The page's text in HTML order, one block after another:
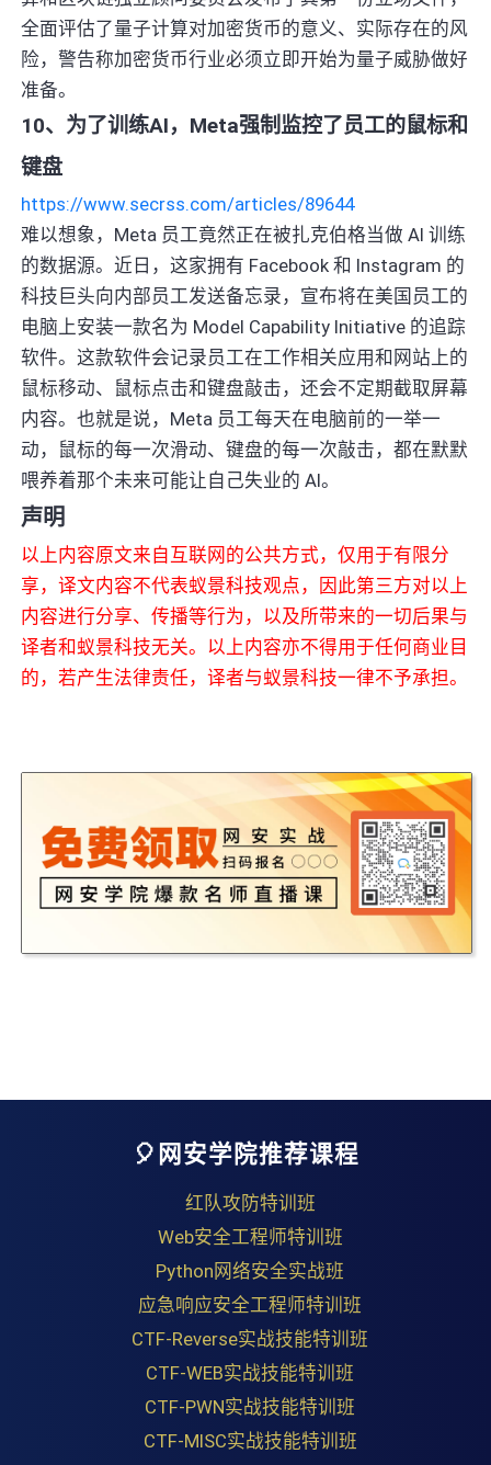
全面评估了量子计算对加密货币的意义、实际存在的风
险，警告称加密货币行业必须立即开始为量子威胁做好
准备。
10、为了训练AI，Meta强制监控了员工的鼠标和
键盘
https://www.secrss.com/articles/89644
难以想象，Meta 员工竟然正在被扎克伯格当做 AI 训练
的数据源。近日，这家拥有 Facebook 和 Instagram 的
科技巨头向内部员工发送备忘录，宣布将在美国员工的
电脑上安装一款名为 Model Capability Initiative 的追踪
软件。这款软件会记录员工在工作相关应用和网站上的
鼠标移动、鼠标点击和键盘敲击，还会不定期截取屏幕
内容。也就是说，Meta 员工每天在电脑前的一举一
动，鼠标的每一次滑动、键盘的每一次敲击，都在默默
喂养着那个未来可能让自己失业的 AI。
声明
以上内容原文来自互联网的公共方式，仅用于有限分
享，译文内容不代表蚁景科技观点，因此第三方对以上
内容进行分享、传播等行为，以及所带来的一切后果与
译者和蚁景科技无关。以上内容亦不得用于任何商业目
的，若产生法律责任，译者与蚁景科技一律不予承担。
🎈网安学院推荐课程
红队攻防特训班
Web安全工程师特训班
Python网络安全实战班
应急响应安全工程师特训班
CTF-Reverse实战技能特训班
CTF-WEB实战技能特训班
CTF-PWN实战技能特训班
CTF-MISC实战技能特训班